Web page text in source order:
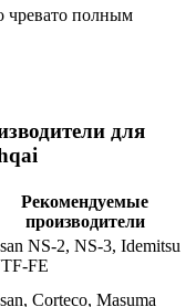
чревато полным
для
Рекомендуемые
производители
NS-2, NS-3, Idemitsu
FE
Corteco, Masuma